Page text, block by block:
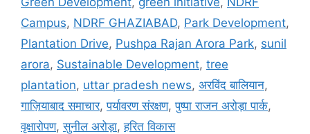
Campus, NDRF GHAZIABAD, Park Development,
Plantation Drive, Pushpa Rajan Arora Park, sunil
arora, Sustainable Development, tree
plantation, uttar pradesh news, अरविंद बालियान,
गाज़ियाबाद समाचार,पर्यावरण संरक्षण,पुष्पा राजन अरोड़ा पार्क,
वृक्षारोपण,सुनील अरोड़ा,हरित विकास